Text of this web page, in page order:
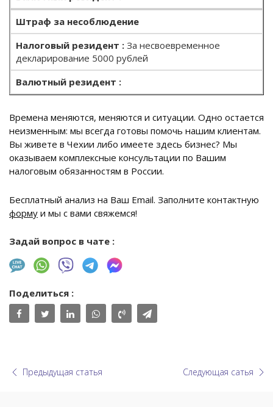
Штраф за несоблюдение
За несвоевременное
декларирование 5000 рублей
Времена меняются, меняются и ситуации. Одно остается
неизменным: мы всегда готовы помочь нашим клиентам.
Вы живете в Чехии либо имеете здесь бизнес? Мы
оказываем комплексные консультации по Вашим
налоговым обязанностям в России.
Бесплатный анализ на Ваш Email. Заполните контактную
форму и мы с вами свяжемся!
Задай вопрос в чате :
Поделиться :
Предыдущая статья Следующая сатья